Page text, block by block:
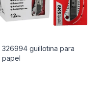
326994 guillotina para
papel